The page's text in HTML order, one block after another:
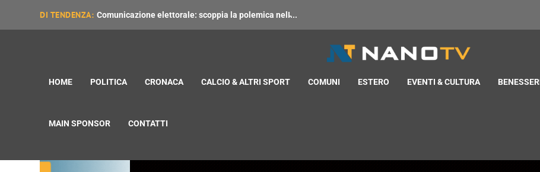
DI TENDENZA: Comunicazione elettorale: scoppia la polemica nell̵...
HOME POLITICA CRONACA CALCIO & ALTRI SPORT COMUNI ESTERO EVENTI & CULTURA
MAIN SPONSOR CONTATTI